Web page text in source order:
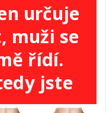
určuje
muži se
řídí.
jste